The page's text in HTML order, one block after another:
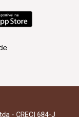
- CRECI 684-J